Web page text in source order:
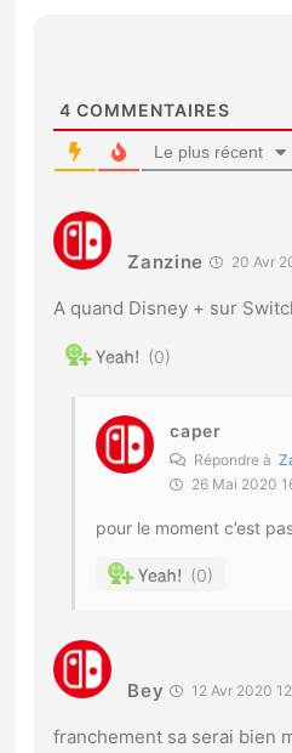
4 COMMENTAIRES
Le plus récent
Zanzine 20 Avr
A quand Disney + sur
0
caper
Répondre à
26 Mai 2020
pour le moment c’est
0
Bey 12 Avr 2020
franchement sa serai bien